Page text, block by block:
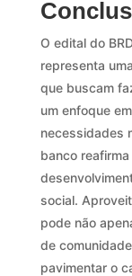
O edital do
representa
que buscam
um enfoque
necessidades
banco
social.
pode não
de
pavimentar o